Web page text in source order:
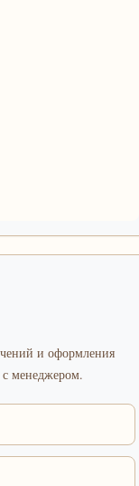
и оформления
с менеджером.